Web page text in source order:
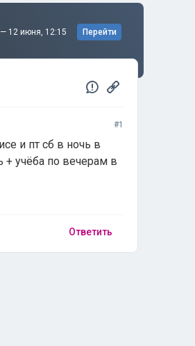
12 июня, 12:15 Перейти
#1
и пт сб в ночь в
+ учёба по вечерам в
Ответить